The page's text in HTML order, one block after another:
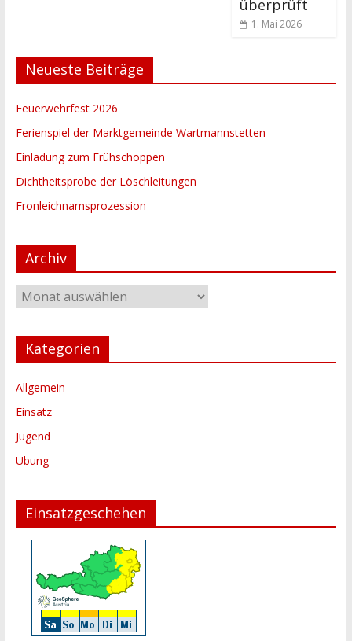
überprüft
1. Mai 2026
Neueste Beiträge
Feuerwehrfest 2026
Ferienspiel der Marktgemeinde Wartmannstetten
Einladung zum Frühschoppen
Dichtheitsprobe der Löschleitungen
Fronleichnamsprozession
Archiv
Archiv
Kategorien
Allgemein
Einsatz
Jugend
Übung
Einsatzgeschehen